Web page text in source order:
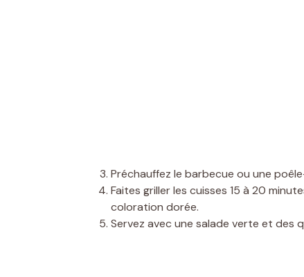
Préchauffez le barbecue ou une
Faites griller les cuisses 15 à 20
coloration dorée.
Servez avec une salade verte et des